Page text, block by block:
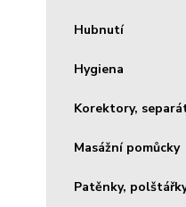
Hubnutí
Hygiena
Korektory,
Masážní pomůcky
Patěnky,